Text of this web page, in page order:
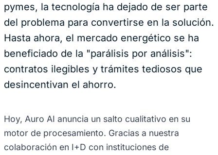
pymes, la tecnología ha dejado de ser parte
del problema para convertirse en la solución.
Hasta ahora, el mercado energético se ha
beneficiado de la "parálisis por análisis":
contratos ilegibles y trámites tediosos que
desincentivan el ahorro.
Hoy, Auro AI anuncia un salto cualitativo en su
motor de procesamiento. Gracias a nuestra
colaboración en I+D con instituciones de